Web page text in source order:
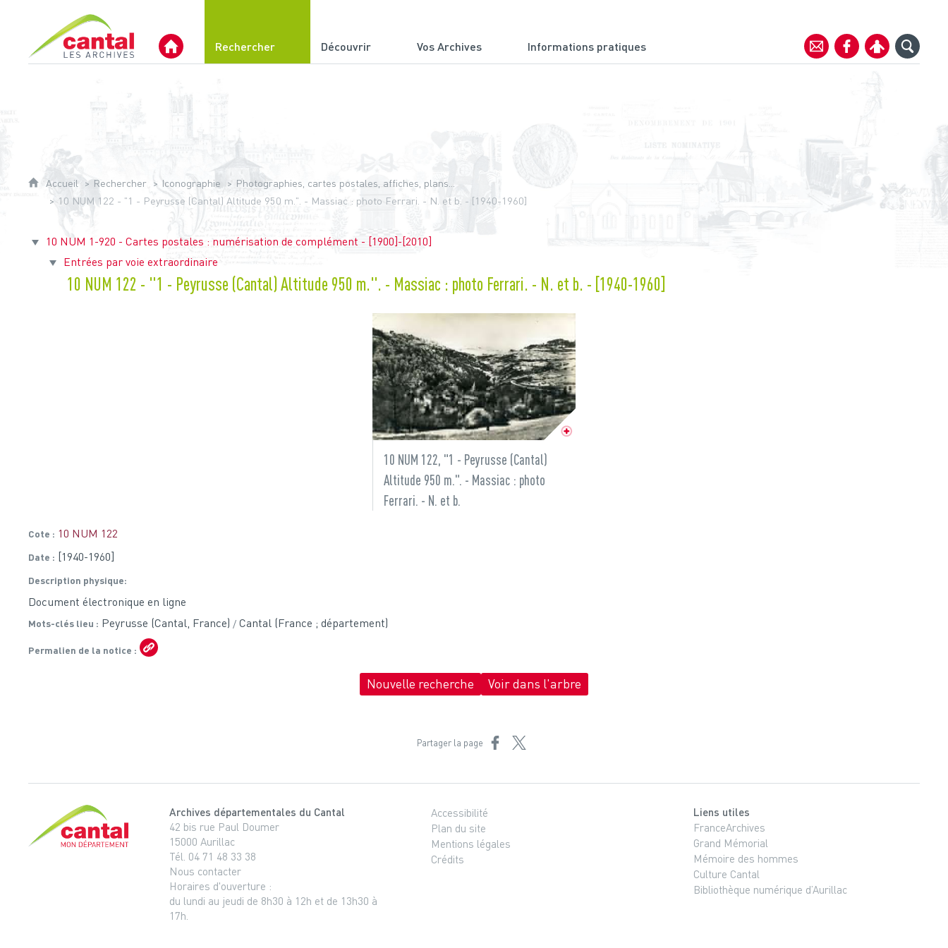
Archives Départementales du Cantal
Rechercher Découvrir Vos Archives Informations pratiques
Accueil Rechercher Iconographie
Photographies, cartes postales, affiches, plans...
10 NUM 122 - "1 - Peyrusse (Cantal) Altitude 950 m.". - Massiac : photo Ferrari. - N. et b. - [1940-1960]
10 NUM 1-920 - Cartes postales : numérisation de complément - [1900]-[2010]
Entrées par voie extraordinaire
10 NUM 122 - "1 - Peyrusse (Cantal) Altitude 950 m.". - Massiac : photo Ferrari. - N. et b. - [1940-1960]
10 NUM 122, "1 - Peyrusse (Cantal)
Altitude 950 m.". - Massiac : photo
Ferrari. - N. et b.
Cote 10 NUM 122
Date [1940-1960]
Description physique
Document électronique en ligne
Mots-clés lieu Peyrusse (Cantal, France) Cantal (France ; département)
Permalien de la notice
Nouvelle recherche Voir dans l'arbre
Partager la page Partager sur Facebook
Partager sur X
Cantal, le départementArchives départementales du Cantal
42 bis rue Paul Doumer
15000 Aurillac
Tél. 04 71 48 33 38
Nous contacter
Horaires d'ouverture :
du lundi au jeudi de 8h30 à 12h et de 13h30 à
17h.
Accessibilité
Plan du site
Mentions légales
Crédits
Liens utiles
FranceArchives
Grand Mémorial
Mémoire des hommes
Culture Cantal
Bibliothèque numérique d’Aurillac